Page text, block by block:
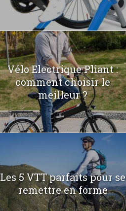
Vélo Electrique Pliant :
comment choisir le
meilleur ?
Les 5 VTT parfaits pour se
remettre en forme